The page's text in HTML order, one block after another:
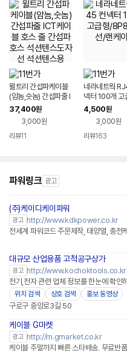
윌트리 간섭파케이블
(암놈,숫놈) 간섭파줄 I
CT케이블 호스 줄 간
섭파호스 석션텐스도
자선 석션텐스용
37,400원
3,000원
리뷰11
네라네트웍
넥터 100개 고
P8C/랜선/랜케
4,500원
3,000원
리뷰163
파워링크 광고
(주)케이디케이파워
광고 http://www.kdkpower.co.kr
전세계 파워코드 주문제작, 태양열, 충
대규모 산업용품 고척공구상가
광고 http://www.kochoktools.co.kr
전기,전자 관련 업체 정보를 한눈에 확인
위치 검색 상호 검색 홍보 동영상
구로구 중앙로3길 50
케이블 G마켓
광고 http://m.gmarket.co.kr
케이블 주말까지 빠른 스타배송, 무료반